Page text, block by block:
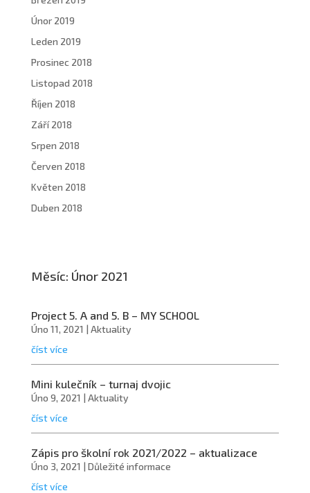
Únor 2019
Leden 2019
Prosinec 2018
Listopad 2018
Říjen 2018
Září 2018
Srpen 2018
Červen 2018
Květen 2018
Duben 2018
Měsíc: Únor 2021
Project 5. A and 5. B – MY SCHOOL
Úno 11, 2021 | Aktuality
číst více
Mini kulečník – turnaj dvojic
Úno 9, 2021 | Aktuality
číst více
Zápis pro školní rok 2021/2022 – aktualizace
Úno 3, 2021 | Důležité informace
číst více